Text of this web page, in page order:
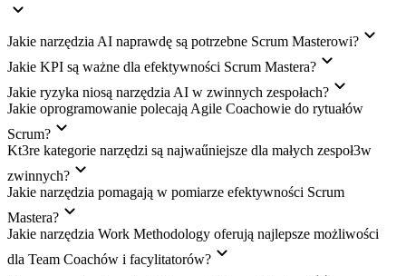
Jakie narzędzia AI naprawdę są potrzebne Scrum Masterowi?
Jakie KPI są ważne dla efektywności Scrum Mastera?
Jakie ryzyka niosą narzędzia AI w zwinnych zespołach?
Jakie oprogramowanie polecają Agile Coachowie do rytuałów
Scrum?
Kt3re kategorie narzędzi są najwaűniejsze dla małych zespoł3w
zwinnych?
Jakie narzędzia pomagają w pomiarze efektywności Scrum
Mastera?
Jakie narzędzia Work Methodology oferują najlepsze możliwości
dla Team Coachów i facylitatorów?